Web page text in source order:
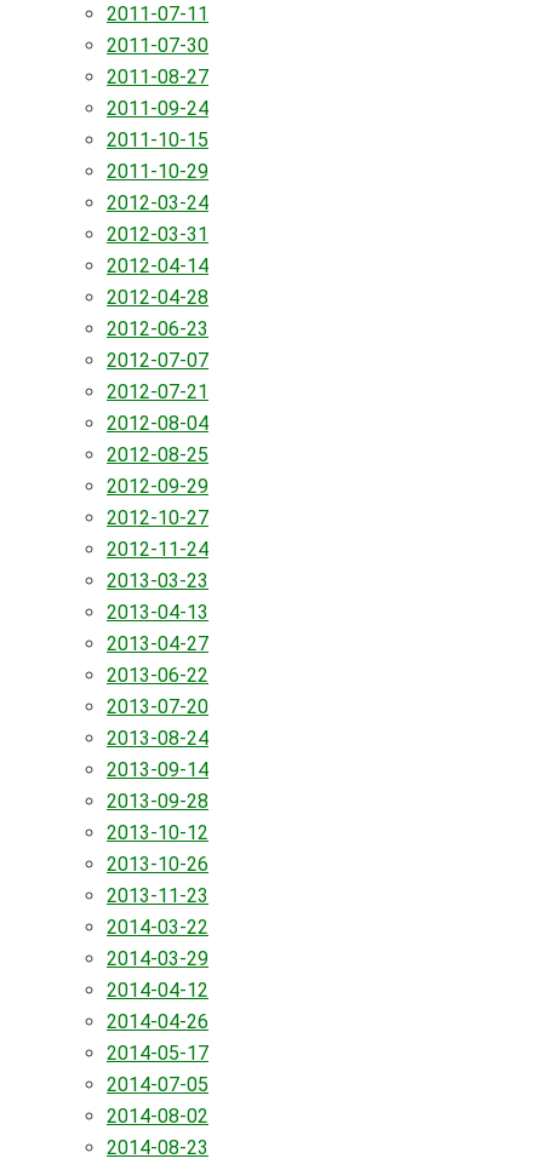
2011-07-11
2011-07-30
2011-08-27
2011-09-24
2011-10-15
2011-10-29
2012-03-24
2012-03-31
2012-04-14
2012-04-28
2012-06-23
2012-07-07
2012-07-21
2012-08-04
2012-08-25
2012-09-29
2012-10-27
2012-11-24
2013-03-23
2013-04-13
2013-04-27
2013-06-22
2013-07-20
2013-08-24
2013-09-14
2013-09-28
2013-10-12
2013-10-26
2013-11-23
2014-03-22
2014-03-29
2014-04-12
2014-04-26
2014-05-17
2014-07-05
2014-08-02
2014-08-23